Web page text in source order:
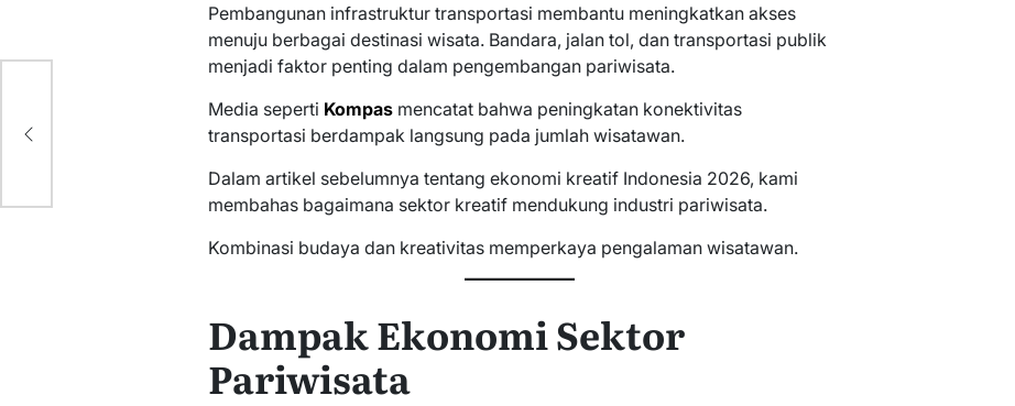
Pembangunan infrastruktur transportasi membantu meningkatkan akses
menuju berbagai destinasi wisata. Bandara, jalan tol, dan transportasi publik
menjadi faktor penting dalam pengembangan pariwisata.
Media seperti Kompasmencatat bahwa peningkatan konektivitas
transportasi berdampak langsung pada jumlah wisatawan.
Dalam artikel sebelumnya tentang ekonomi kreatif Indonesia 2026, kami
membahas bagaimana sektor kreatif mendukung industri pariwisata.
Kombinasi budaya dan kreativitas memperkaya pengalaman wisatawan.
Dampak Ekonomi Sektor
Pariwisata